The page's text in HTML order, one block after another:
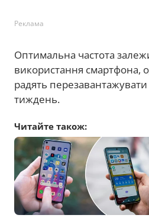
Реклама
Оптимальна частота
використання смартфона,
радять
тиждень.
Читайте також: